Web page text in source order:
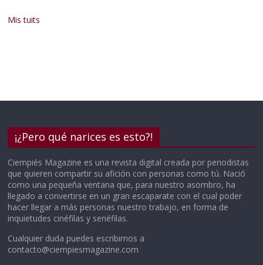
Mis tuits
¡¿Pero qué narices es esto?!
Ciempiés Magazine es una revista digital creada por periodistas
que quieren compartir su afición con personas como tú. Nació
como una pequeña ventana que, para nuestro asombro, ha
llegado a convertirse en un gran escaparate con el cual poder
hacer llegar a más personas nuestro trabajo, en forma de
inquietudes cinéfilas y seriéfilas.
Cualquier duda puedes escribirnos a
contacto@ciempiesmagazine.com